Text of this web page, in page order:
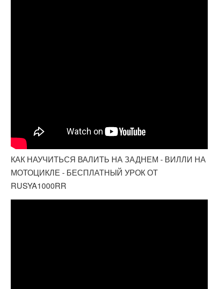
КАК НАУЧИТЬСЯ ВАЛИТЬ НА ЗАДНЕМ - ВИЛЛИ НА
МОТОЦИКЛЕ - БЕСПЛАТНЫЙ УРОК ОТ
RUSYA1000RR